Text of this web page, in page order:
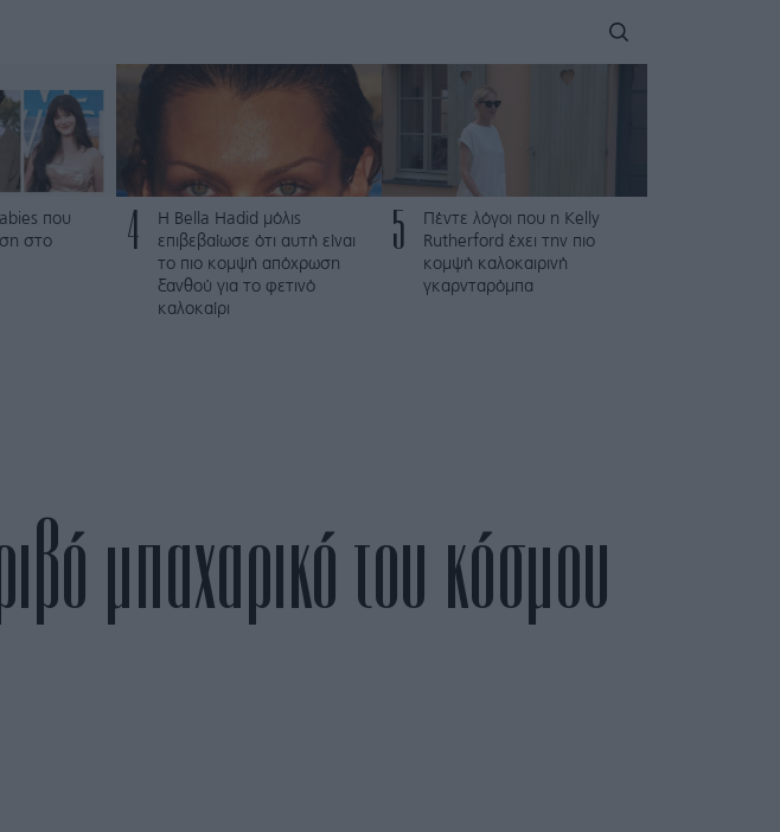
που
στο
4
Η Bella Hadid μόλις
επιβεβαίωσε ότι αυτή είναι
το πιο κομψή απόχρωση
ξανθού για το φετινό
καλοκαίρι
5
Πέντε λόγοι που η Kelly
Rutherford έχει την πιο
κομψή καλοκαιρινή
γκαρνταρόμπα
μπαχαρικό του κόσμου